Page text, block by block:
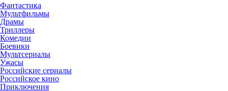
Фантастика
Мультфильмы
Драмы
Триллеры
Комедии
Боевики
Мультсериалы
Ужасы
Российские сериалы
Российское кино
Приключения